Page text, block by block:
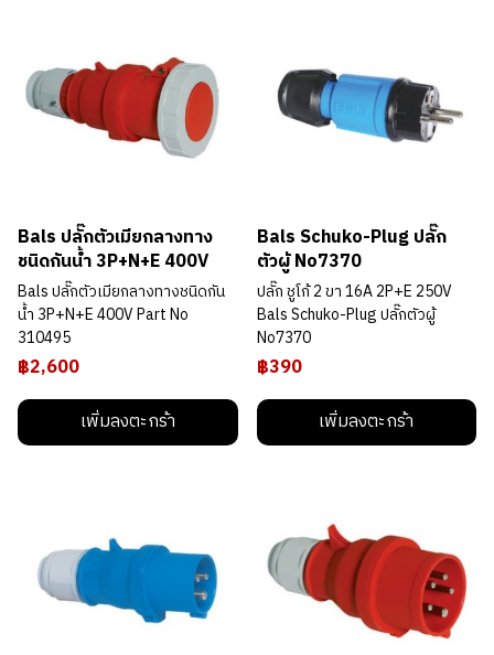
Bals ปลั๊กตัวเมียกลางทาง
ชนิดกันน้ำ 3P+N+E 400V
Bals ปลั๊กตัวเมียกลางทางชนิดกัน
น้ำ 3P+N+E 400V Part No
310495
฿2,600
เพิ่มลงตะกร้า
Bals Schuko-Plug ปลั๊ก
ตัวผู้ No7370
ปลั๊ก ชูโก้ 2 ขา 16A 2P+E 250V
Bals Schuko-Plug ปลั๊กตัวผู้
No7370
฿390
เพิ่มลงตะกร้า